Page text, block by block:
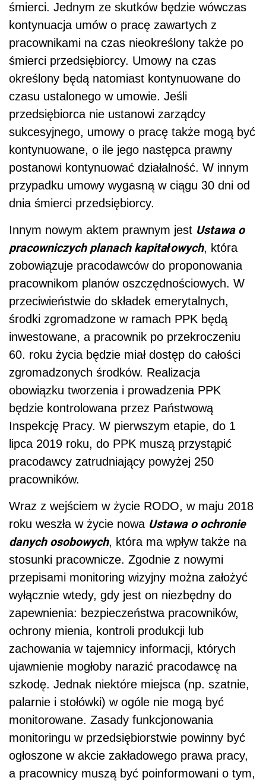
śmierci. Jednym ze skutków będzie wówczas
kontynuacja umów o pracę zawartych z
pracownikami na czas nieokreślony także po
śmierci przedsiębiorcy. Umowy na czas
określony będą natomiast kontynuowane do
czasu ustalonego w umowie. Jeśli
przedsiębiorca nie ustanowi zarządcy
sukcesyjnego, umowy o pracę także mogą być
kontynuowane, o ile jego następca prawny
postanowi kontynuować działalność. W innym
przypadku umowy wygasną w ciągu 30 dni od
dnia śmierci przedsiębiorcy.
Innym nowym aktem prawnym jest Ustawa o
pracowniczych planach kapitałowych, która
zobowiązuje pracodawców do proponowania
pracownikom planów oszczędnościowych. W
przeciwieństwie do składek emerytalnych,
środki zgromadzone w ramach PPK będą
inwestowane, a pracownik po przekroczeniu
60. roku życia będzie miał dostęp do całości
zgromadzonych środków. Realizacja
obowiązku tworzenia i prowadzenia PPK
będzie kontrolowana przez Państwową
Inspekcję Pracy. W pierwszym etapie, do 1
lipca 2019 roku, do PPK muszą przystąpić
pracodawcy zatrudniający powyżej 250
pracowników.
Wraz z wejściem w życie RODO, w maju 2018
roku weszła w życie nowa Ustawa o ochronie
danych osobowych, która ma wpływ także na
stosunki pracownicze. Zgodnie z nowymi
przepisami monitoring wizyjny można założyć
wyłącznie wtedy, gdy jest on niezbędny do
zapewnienia: bezpieczeństwa pracowników,
ochrony mienia, kontroli produkcji lub
zachowania w tajemnicy informacji, których
ujawnienie mogłoby narazić pracodawcę na
szkodę. Jednak niektóre miejsca (np. szatnie,
palarnie i stołówki) w ogóle nie mogą być
monitorowane. Zasady funkcjonowania
monitoringu w przedsiębiorstwie powinny być
ogłoszone w akcie zakładowego prawa pracy,
a pracownicy muszą być poinformowani o tym,